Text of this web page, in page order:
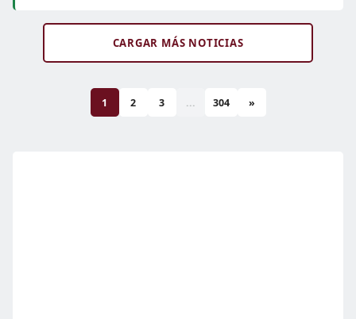
CARGAR MÁS NOTICIAS
1 2 3 ... 304 »